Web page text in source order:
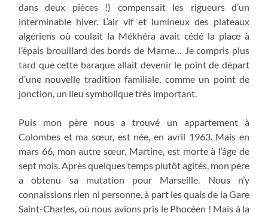
dans deux pièces !) compensait les rigueurs d’un
interminable hiver. L’air vif et lumineux des plateaux
algériens où coulait la Mékhéra avait cédé la place à
l’épais brouillard des bords de Marne… Je compris plus
tard que cette baraque allait devenir le point de départ
d’une nouvelle tradition familiale, comme un point de
jonction, un lieu symbolique très important.
Puis mon père nous a trouvé un appartement à
Colombes et ma sœur, est née, en avril 1963. Mais en
mars 66, mon autre sœur, Martine, est morte à l’âge de
sept mois. Après quelques temps plutôt agités, mon père
a obtenu sa mutation pour Marseille. Nous n’y
connaissions rien ni personne, à part les quais de la Gare
Saint-Charles, où nous avions pris le Phocéen ! Mais à la